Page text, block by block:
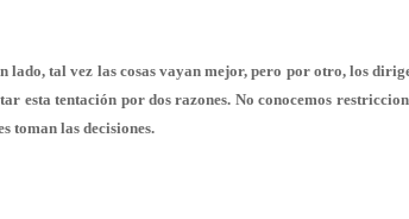
tal vez las cosas vayan mejor, pero por otro, los
esta tentación por dos razones. No conocemos
toman las decisiones.